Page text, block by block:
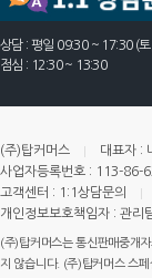
상담 : 평일 09:30 ~ 17:30 (
점심 : 12:30 ~ 13:30
(주)탑커머스 대표자 :
사업자등록번호 : 113-86-
고객센터 : 1:1상담문의
개인정보보호책임자 : 관
(주)탑커머스는 통신판매중개
지 않습니다. (주)탑커머스 스